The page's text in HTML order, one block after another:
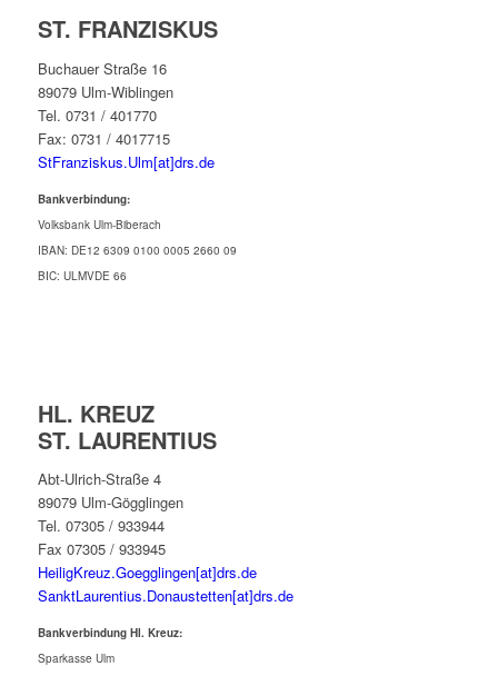
ST. FRANZISKUS
Buchauer Straße 16
89079 Ulm-Wiblingen
Tel. 0731 / 401770
Fax: 0731 / 4017715
StFranziskus.Ulm[at]drs.de
Bankverbindung:
Volksbank Ulm-Biberach
IBAN: DE12 6309 0100 0005 2660 09
BIC: ULMVDE 66
HL. KREUZ
ST. LAURENTIUS
Abt-Ulrich-Straße 4
89079 Ulm-Gögglingen
Tel. 07305 / 933944
Fax 07305 / 933945
HeiligKreuz.Goegglingen[at]drs.de
SanktLaurentius.Donaustetten[at]drs.de
Bankverbindung Hl. Kreuz:
Sparkasse Ulm